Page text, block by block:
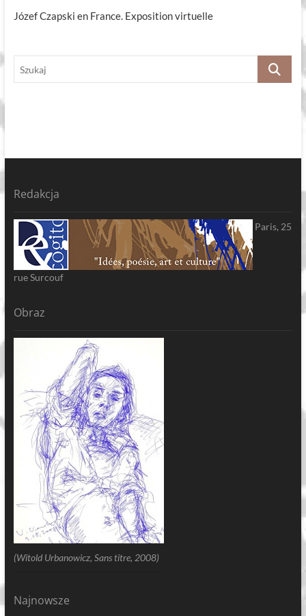
Józef Czapski en France. Exposition virtuelle
Szukaj
Redakcja
Paris, 25
rue Surcouf
Obraz
(Witold Urbanowicz, Sans titre, 2008)
Najnowsze